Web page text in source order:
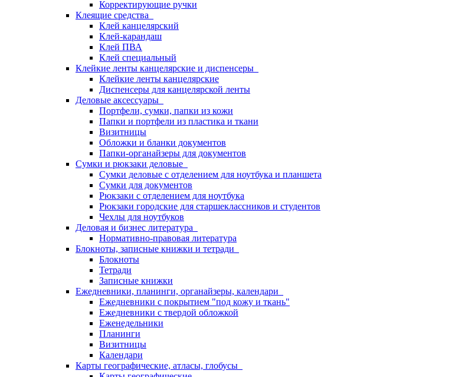
Корректирующие ручки
Клеящие средства
Клей канцелярский
Клей-карандаш
Клей ПВА
Клей специальный
Клейкие ленты канцелярские и диспенсеры
Клейкие ленты канцелярские
Диспенсеры для канцелярской ленты
Деловые аксессуары
Портфели, сумки, папки из кожи
Папки и портфели из пластика и ткани
Визитницы
Обложки и бланки документов
Папки-органайзеры для документов
Сумки и рюкзаки деловые
Сумки деловые с отделением для ноутбука и планшета
Сумки для документов
Рюкзаки с отделением для ноутбука
Рюкзаки городские для старшеклассников и студентов
Чехлы для ноутбуков
Деловая и бизнес литература
Нормативно-правовая литература
Блокноты, записные книжки и тетради
Блокноты
Тетради
Записные книжки
Ежедневники, планинги, органайзеры, календари
Ежедневники с покрытием "под кожу и ткань"
Ежедневники с твердой обложкой
Еженедельники
Планинги
Визитницы
Календари
Карты географические, атласы, глобусы